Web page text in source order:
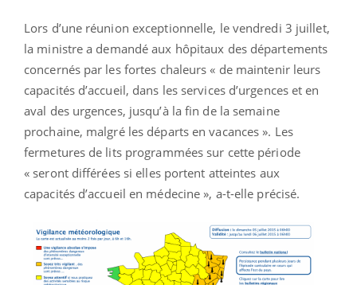
Lors d’une réunion exceptionnelle, le vendredi 3 juillet,
la ministre a demandé aux hôpitaux des départements
concernés par les fortes chaleurs « de maintenir leurs
capacités d’accueil, dans les services d’urgences et en
aval des urgences, jusqu’à la fin de la semaine
prochaine, malgré les départs en vacances ». Les
fermetures de lits programmées sur cette période
« seront différées si elles portent atteintes aux
capacités d’accueil en médecine », a-t-elle précisé.